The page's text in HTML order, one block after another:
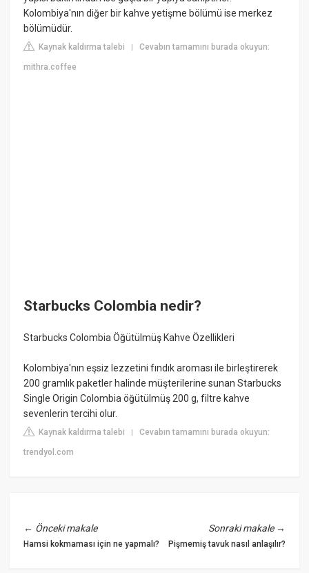
Kolombiya'nın diğer bir kahve yetişme bölümü ise merkez
bölümüdür.
Kaynak kaldırma talebi |Cevabın tamamını burada okuyun:
mithra.coffee
Starbucks Colombia nedir?
Starbucks Colombia Öğütülmüş Kahve Özellikleri
Kolombiya'nın eşsiz lezzetini fındık aroması ile birleştirerek
200 gramlık paketler halinde müşterilerine sunan Starbucks
Single Origin Colombia öğütülmüş 200 g, filtre kahve
sevenlerin tercihi olur.
Kaynak kaldırma talebi |Cevabın tamamını burada okuyun:
trendyol.com
← Önceki makale
Hamsi kokmaması için ne yapmalı?
Sonraki makale→
Pişmemiş tavuk nasıl anlaşılır?